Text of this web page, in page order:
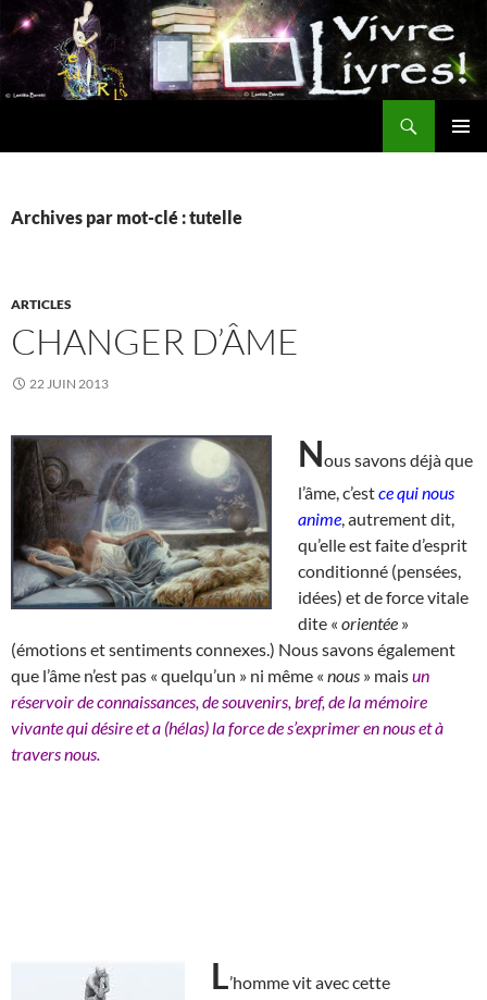
Aller
au
contenu
Archives par mot-clé : tutelle
ARTICLES
CHANGER D’ÂME
22 JUIN 2013
Nous savons déjà que
l’âme, c’estce qui nous
anime , autrement dit,
qu’elle est faite d’esprit
conditionné (pensées,
idées) et de force vitale
dite « orientée »
(émotions et sentiments connexes.) Nous savons également
que l’âme n’est pas « quelqu’un » ni même « nous » maisun
réservoir de connaissances, de souvenirs, bref, de la mémoire
vivante qui désire et a (hélas) la force de s’exprimer en nous et à
travers nous.
L’homme vit avec cette